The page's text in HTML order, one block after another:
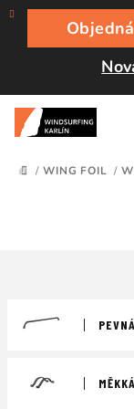
Přejít
obsah
DOMŮ
/ WING FOIL /